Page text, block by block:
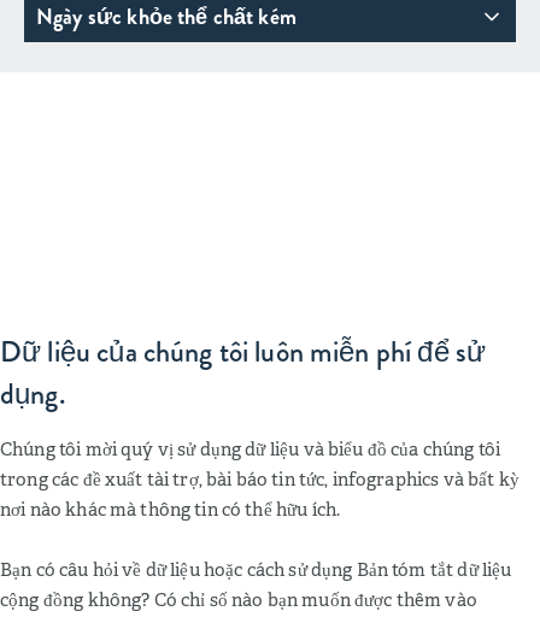
Ngày sức khỏe thể chất kém
Dữ liệu của chúng tôi luôn miễn phí để sử
dụng.
Chúng tôi mời quý vị sử dụng dữ liệu và biểu đồ của chúng tôi
trong các đề xuất tài trợ, bài báo tin tức, infographics và bất kỳ
nơi nào khác mà thông tin có thể hữu ích.
Bạn có câu hỏi về dữ liệu hoặc cách sử dụng Bản tóm tắt dữ liệu
cộng đồng không? Có chỉ số nào bạn muốn được thêm vào